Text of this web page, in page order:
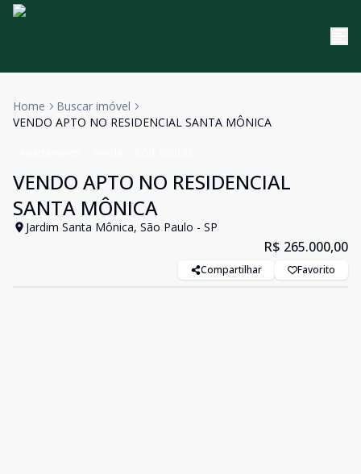
Home
Buscar imóvel
VENDO APTO NO RESIDENCIAL SANTA MÔNICA
VENDO APTO NO RESIDENCIAL
SANTA MÔNICA
Jardim Santa Mônica, São Paulo - SP
R$ 265.000,00
Compartilhar Favorito